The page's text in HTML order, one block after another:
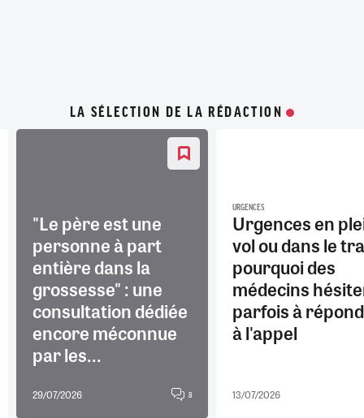
LA SÉLECTION DE LA RÉDACTION
"Le père est une
personne à part
entière dans la
grossesse" : une
consultation dédiée
encore méconnue
par les...
29/07/2026 8
URGENCES
Urgences en
vol ou dans le
pourquoi des
médecins
parfois à
à l'appel
13/07/2026